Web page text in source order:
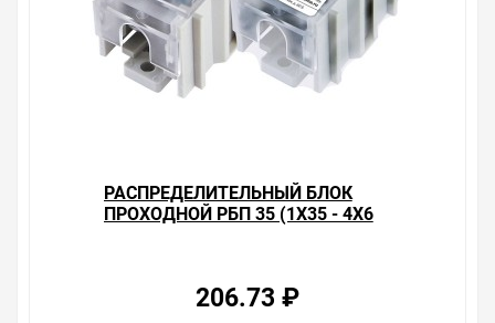
РАСПРЕДЕЛИТЕЛЬНЫЙ БЛОК
ПРОХОДНОЙ РБП 35 (1Х35 - 4Х6
206.73 ₽